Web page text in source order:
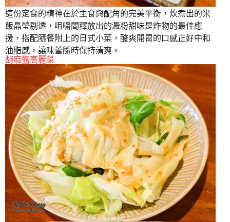
這份定食的精神在於主食與配角的完美平衡，炊煮出的米
飯晶瑩剔透，咀嚼間釋放出的澱粉甜味是炸物的最佳應
援，搭配隨餐附上的日式小菜，酸爽開胃的口感正好中和
油脂感，讓味蕾隨時保持清爽。
胡麻醬高麗菜